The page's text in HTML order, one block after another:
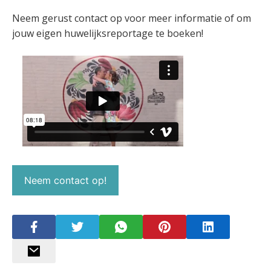
Neem gerust contact op voor meer informatie of om
jouw eigen huwelijksreportage te boeken!
Neem contact op!